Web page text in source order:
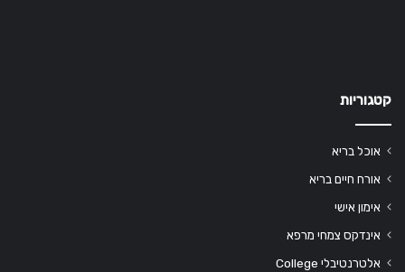
קטגוריות
אוכל בריא
אורח חיים בריא
אימון אישי
אינדקס צמחי מרפא
אלטרנטיבלי College